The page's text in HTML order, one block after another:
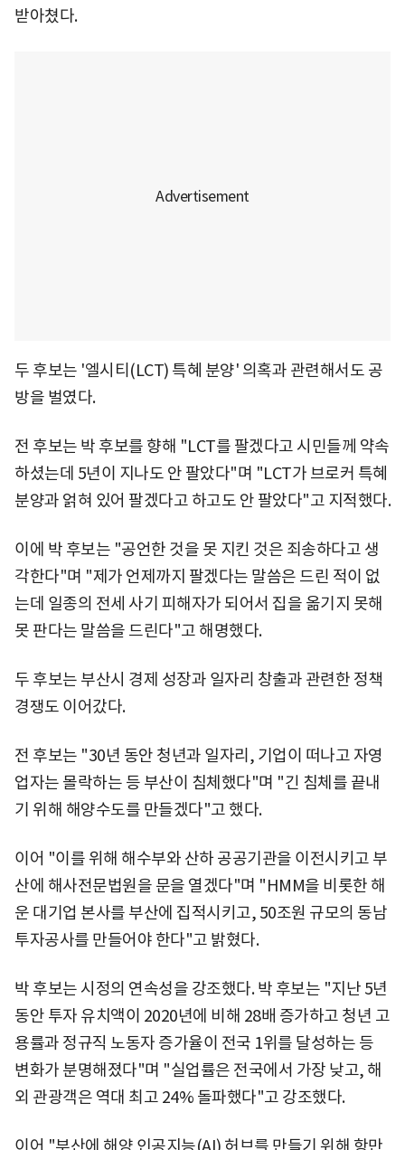
받아쳤다.
두 후보는 '엘시티(LCT) 특혜 분양' 의혹과 관련해서도 공
방을 벌였다.
전 후보는 박 후보를 향해 "LCT를 팔겠다고 시민들께 약속
하셨는데 5년이 지나도 안 팔았다"며 "LCT가 브로커 특혜
분양과 얽혀 있어 팔겠다고 하고도 안 팔았다"고 지적했다.
이에 박 후보는 "공언한 것을 못 지킨 것은 죄송하다고 생
각한다"며 "제가 언제까지 팔겠다는 말씀은 드린 적이 없
는데 일종의 전세 사기 피해자가 되어서 집을 옮기지 못해
못 판다는 말씀을 드린다"고 해명했다.
두 후보는 부산시 경제 성장과 일자리 창출과 관련한 정책
경쟁도 이어갔다.
전 후보는 "30년 동안 청년과 일자리, 기업이 떠나고 자영
업자는 몰락하는 등 부산이 침체했다"며 "긴 침체를 끝내
기 위해 해양수도를 만들겠다"고 했다.
이어 "이를 위해 해수부와 산하 공공기관을 이전시키고 부
산에 해사전문법원을 문을 열겠다"며 "HMM을 비롯한 해
운 대기업 본사를 부산에 집적시키고, 50조원 규모의 동남
투자공사를 만들어야 한다"고 밝혔다.
박 후보는 시정의 연속성을 강조했다. 박 후보는 "지난 5년
동안 투자 유치액이 2020년에 비해 28배 증가하고 청년 고
용률과 정규직 노동자 증가율이 전국 1위를 달성하는 등
변화가 분명해졌다"며 "실업률은 전국에서 가장 낮고, 해
외 관광객은 역대 최고 24% 돌파했다"고 강조했다.